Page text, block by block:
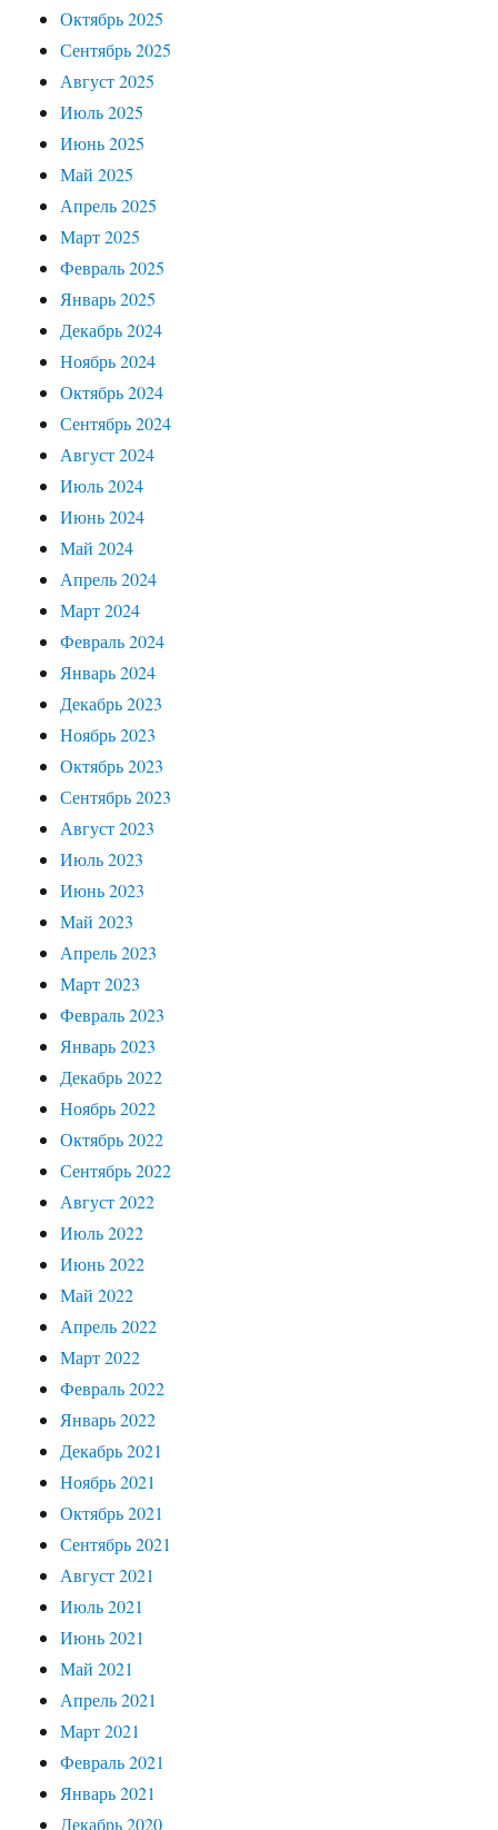
Октябрь 2025
Сентябрь 2025
Август 2025
Июль 2025
Июнь 2025
Май 2025
Апрель 2025
Март 2025
Февраль 2025
Январь 2025
Декабрь 2024
Ноябрь 2024
Октябрь 2024
Сентябрь 2024
Август 2024
Июль 2024
Июнь 2024
Май 2024
Апрель 2024
Март 2024
Февраль 2024
Январь 2024
Декабрь 2023
Ноябрь 2023
Октябрь 2023
Сентябрь 2023
Август 2023
Июль 2023
Июнь 2023
Май 2023
Апрель 2023
Март 2023
Февраль 2023
Январь 2023
Декабрь 2022
Ноябрь 2022
Октябрь 2022
Сентябрь 2022
Август 2022
Июль 2022
Июнь 2022
Май 2022
Апрель 2022
Март 2022
Февраль 2022
Январь 2022
Декабрь 2021
Ноябрь 2021
Октябрь 2021
Сентябрь 2021
Август 2021
Июль 2021
Июнь 2021
Май 2021
Апрель 2021
Март 2021
Февраль 2021
Январь 2021
Декабрь 2020